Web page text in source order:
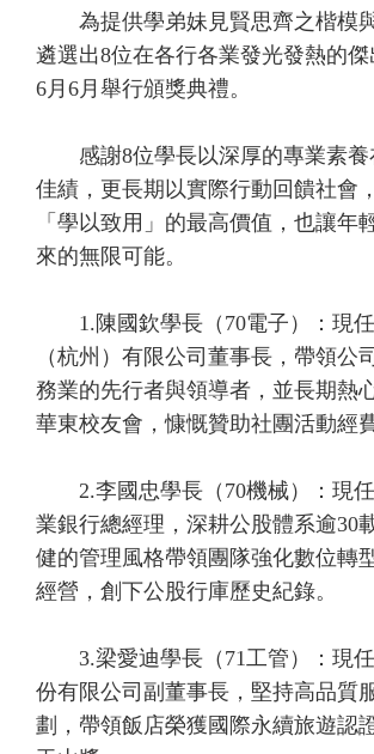
為提供學弟妹見賢思齊之楷模
遴選出8位在各行各業發光發熱的
6月6月舉行頒獎典禮。
感謝8位學長以深厚的專業素養
佳績，更長期以實際行動回饋社會
「學以致用」的最高價值，也讓年
來的無限可能。
1.陳國欽學長（70電子）：現任
（杭州）有限公司董事長，帶領公
務業的先行者與領導者，並長期熱
華東校友會，慷慨贊助社團活動經
2.李國忠學長（70機械）：現任
業銀行總經理，深耕公股體系逾30
健的管理風格帶領團隊強化數位轉
經營，創下公股行庫歷史紀錄。
3.梁愛迪學長（71工管）：現任
份有限公司副董事長，堅持高品質
劃，帶領飯店榮獲國際永續旅遊認